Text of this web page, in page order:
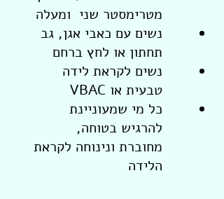
מטרימסטר שני ומעלה
נשים עם כאבי אגן, גב
תחתון או לחץ ברחם
נשים לקראת לידה
טבעית או VBAC
כל מי שמעוניינת
להרגיש בטוחה,
מחוברת ונינוחה לקראת
הלידה